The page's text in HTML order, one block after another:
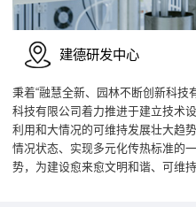
建德研发中心
秉着“融慧全新、园林不断创新科技
科技有限公司着力推进于建立技术
利用和大情况的可维持发展壮大趋
情况状态、实现多元化传热标准的
势，为建设愈来愈文明和谐、可维